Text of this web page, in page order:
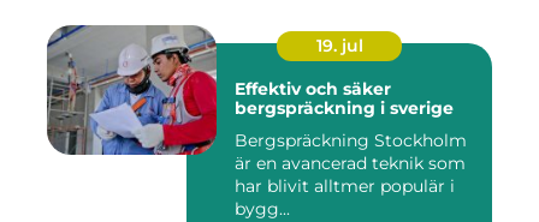
19. jul
Effektiv och säker
bergspräckning i sverige
Bergspräckning Stockholm
är en avancerad teknik som
har blivit alltmer populär i
bygg...